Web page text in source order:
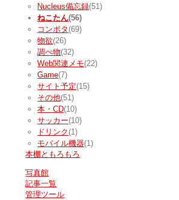
Nucleus備忘録(51)
ねこたん(56)
コンポタ (69)
物欲(26)
調べ物(32)
Web関連メモ(22)
Game(7)
サイト予定(15)
その他(51)
本・CD(10)
サッカー(10)
ドリンク (1)
モバイル機器(1)
本棚ともろもろ
写真館
記事一覧
管理ツール